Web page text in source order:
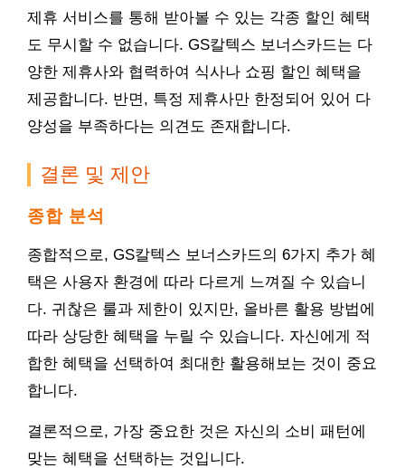
제휴 서비스를 통해 받아볼 수 있는 각종 할인 혜택
도 무시할 수 없습니다. GS칼텍스 보너스카드는 다
양한 제휴사와 협력하여 식사나 쇼핑 할인 혜택을
제공합니다. 반면, 특정 제휴사만 한정되어 있어 다
양성을 부족하다는 의견도 존재합니다.
결론 및 제안
종합 분석
종합적으로, GS칼텍스 보너스카드의 6가지 추가 혜
택은 사용자 환경에 따라 다르게 느껴질 수 있습니
다. 귀찮은 룰과 제한이 있지만, 올바른 활용 방법에
따라 상당한 혜택을 누릴 수 있습니다. 자신에게 적
합한 혜택을 선택하여 최대한 활용해보는 것이 중요
합니다.
결론적으로, 가장 중요한 것은 자신의 소비 패턴에
맞는 혜택을 선택하는 것입니다.